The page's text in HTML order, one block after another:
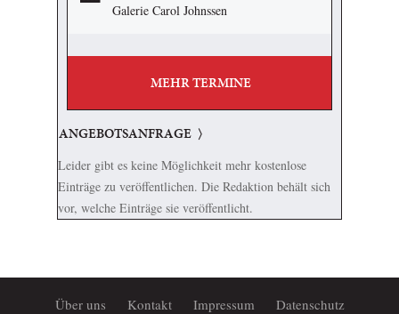
Galerie Carol Johnssen
MEHR TERMINE
ANGEBOTSANFRAGE
Leider gibt es keine Möglichkeit mehr kostenlose
Einträge zu veröffentlichen. Die Redaktion behält sich
vor, welche Einträge sie veröffentlicht.
Über uns Kontakt Impressum Datenschutz